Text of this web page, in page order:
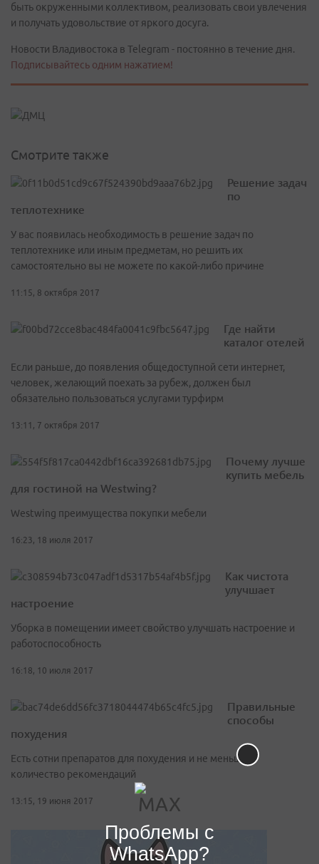
быть окруженными коллективом, реализовать свои увлечения
и получать удовольствие от яркого досуга.
Новости Владивостока в Telegram - постоянно в течение дня.
Подписывайтесь одним нажатием!
Смотрите также
Решение задач
по
теплотехнике
У вас появилась необходимость в решение задач по
теплотехнике или иным предметам, но решить их
самостоятельно вы не можете по какой-либо причине
11:15, 8 октября 2017
Где найти
каталог отелей
Если раньше, до появления общедоступной сети интернет,
человек, желающий поехать за рубеж, должен был
обязательно пользоваться услугами турфирм
13:11, 7 октября 2017
Почему лучше
купить мебель
для гостиной на Westwing?
Westwing преимущества покупки мебели
16:23, 18 июля 2017
Как чистота
улучшает
настроение
Уборка в помещении имеет свойство улучшать настроение и
работоспособность
16:18, 10 июля 2017
Правильные
способы
похудения
Есть сотни препаратов для похудения и не меньшее
количество рекомендаций
13:15, 19 июня 2017
Проблемы с
WhatsApp?